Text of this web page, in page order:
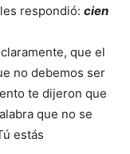
respondió: cien
que el
no debemos ser
te dijeron que
que no se
estás